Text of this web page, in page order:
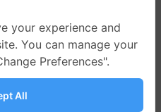
your experience and
You can manage your
Preferences".
All